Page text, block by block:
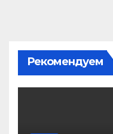
Рекомендуем